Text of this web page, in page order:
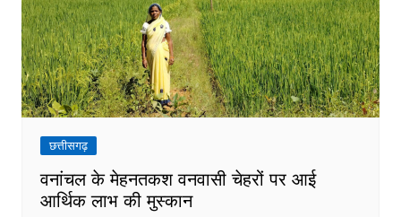
छत्तीसगढ़
वनांचल के मेहनतकश वनवासी चेहरों पर आई
आर्थिक लाभ की मुस्कान